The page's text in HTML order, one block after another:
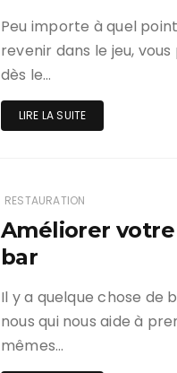
Peu importe à quel
revenir dans le jeu,
dès le…
LIRE LA SUITE
RESTAURATION
Améliorer
bar
Il y a quelque chose de
nous qui nous aide à
mêmes…